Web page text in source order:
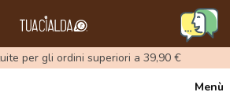
per gli ordini superiori a 39,90 €
Menù